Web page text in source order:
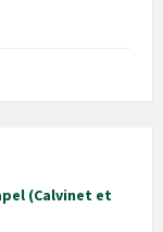
(Calvinet et